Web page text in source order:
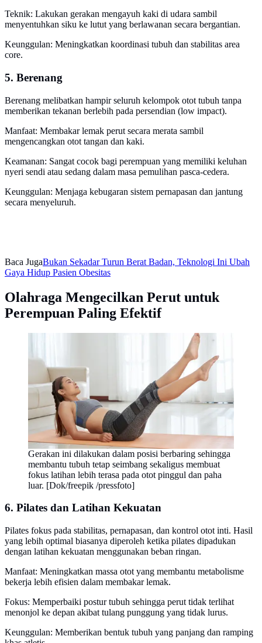
Teknik: Lakukan gerakan mengayuh kaki di udara sambil
menyentuhkan siku ke lutut yang berlawanan secara bergantian.
Keunggulan: Meningkatkan koordinasi tubuh dan stabilitas area
core.
5. Berenang
Berenang melibatkan hampir seluruh kelompok otot tubuh tanpa
memberikan tekanan berlebih pada persendian (low impact).
Manfaat: Membakar lemak perut secara merata sambil
mengencangkan otot tangan dan kaki.
Keamanan: Sangat cocok bagi perempuan yang memiliki keluhan
nyeri sendi atau sedang dalam masa pemulihan pasca-cedera.
Keunggulan: Menjaga kebugaran sistem pernapasan dan jantung
secara menyeluruh.
Baca JugaBukan Sekadar Turun Berat Badan, Teknologi Ini Ubah
Gaya Hidup Pasien Obesitas
Olahraga Mengecilkan Perut untuk
Perempuan Paling Efektif
Gerakan ini dilakukan dalam posisi berbaring sehingga
membantu tubuh tetap seimbang sekaligus membuat
fokus latihan lebih terasa pada otot pinggul dan paha
luar. [Dok/freepik /pressfoto]
6. Pilates dan Latihan Kekuatan
Pilates fokus pada stabilitas, pernapasan, dan kontrol otot inti. Hasil
yang lebih optimal biasanya diperoleh ketika pilates dipadukan
dengan latihan kekuatan menggunakan beban ringan.
Manfaat: Meningkatkan massa otot yang membantu metabolisme
bekerja lebih efisien dalam membakar lemak.
Fokus: Memperbaiki postur tubuh sehingga perut tidak terlihat
menonjol ke depan akibat tulang punggung yang tidak lurus.
Keunggulan: Memberikan bentuk tubuh yang panjang dan ramping